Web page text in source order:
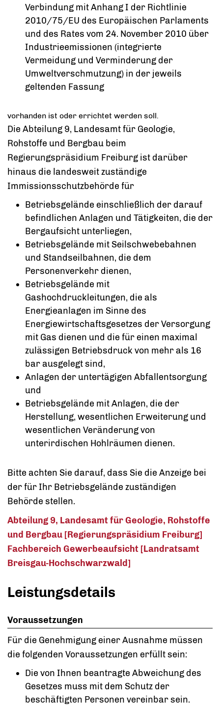
Verbindung mit Anhang I der Richtlinie
2010/75/EU des Europäischen Parlaments
und des Rates vom 24. November 2010 über
Industrieemissionen (integrierte
Vermeidung und Verminderung der
Umweltverschmutzung) in der jeweils
geltenden Fassung
vorhanden ist oder errichtet werden soll.
Die Abteilung 9, Landesamt für Geologie,
Rohstoffe und Bergbau beim
Regierungspräsidium Freiburg ist darüber
hinaus die landesweit zuständige
Immissionsschutzbehörde für
Betriebsgelände einschließlich der darauf
befindlichen Anlagen und Tätigkeiten, die der
Bergaufsicht unterliegen,
Betriebsgelände mit Seilschwebebahnen
und Standseilbahnen, die dem
Personenverkehr dienen,
Betriebsgelände mit
Gashochdruckleitungen, die als
Energieanlagen im Sinne des
Energiewirtschaftsgesetzes der Versorgung
mit Gas dienen und die für einen maximal
zulässigen Betriebsdruck von mehr als 16
bar ausgelegt sind,
Anlagen der untertägigen Abfallentsorgung
und
Betriebsgelände mit Anlagen, die der
Herstellung, wesentlichen Erweiterung und
wesentlichen Veränderung von
unterirdischen Hohlräumen dienen.
Bitte achten Sie darauf, dass Sie die Anzeige bei
der für Ihr Betriebsgelände zuständigen
Behörde stellen.
Abteilung 9, Landesamt für Geologie, Rohstoffe
und Bergbau [Regierungspräsidium Freiburg]
Fachbereich Gewerbeaufsicht [Landratsamt
Breisgau-Hochschwarzwald]
Leistungsdetails
Voraussetzungen
Für die Genehmigung einer Ausnahme müssen
die folgenden Voraussetzungen erfüllt sein:
Die von Ihnen beantragte Abweichung des
Gesetzes muss mit dem Schutz der
beschäftigten Personen vereinbar sein.